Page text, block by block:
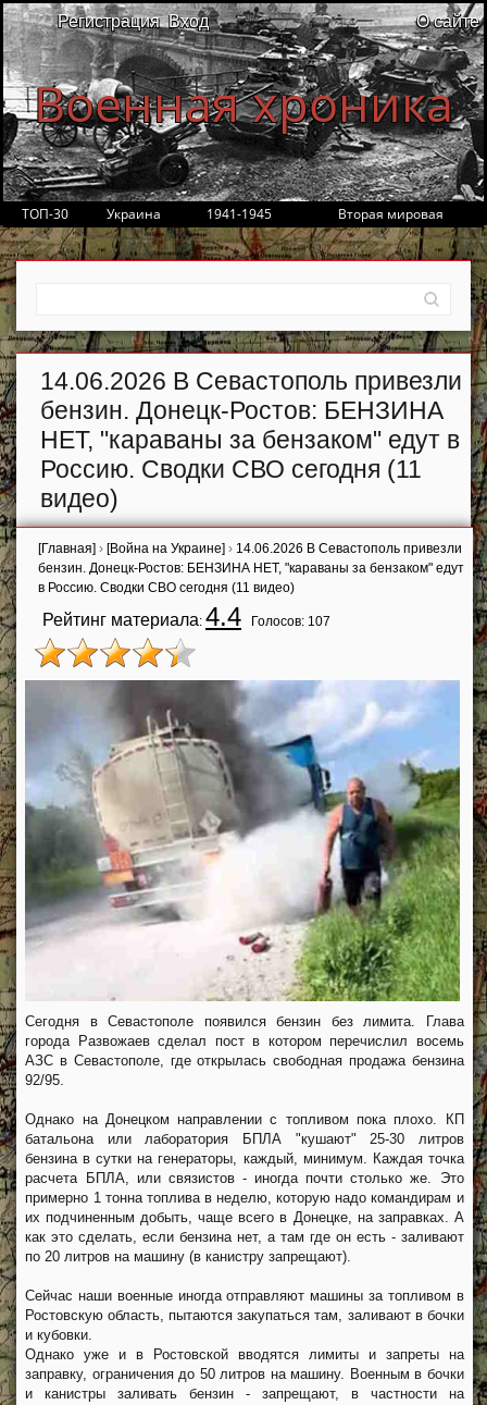
Регистрация Вход О сайте
Военная хроника
ТОП-30 Украина 1941-1945 Вторая мировая
14.06.2026 В Севастополь привезли
бензин. Донецк-Ростов: БЕНЗИНА
НЕТ, "караваны за бензаком" едут в
Россию. Сводки СВО сегодня (11
видео)
[Главная] › [Война на Украине] › 14.06.2026 В Севастополь привезли
бензин. Донецк-Ростов: БЕНЗИНА НЕТ, "караваны за бензаком" едут
в Россию. Сводки СВО сегодня (11 видео)
Рейтинг материала: 4.4 Голосов: 107
Сегодня в Севастополе появился бензин без лимита. Глава
города Развожаев сделал пост в котором перечислил восемь
АЗС в Севастополе, где открылась свободная продажа бензина
92/95.
Однако на Донецком направлении с топливом пока плохо. КП
батальона или лаборатория БПЛА "кушают" 25-30 литров
бензина в сутки на генераторы, каждый, минимум. Каждая точка
расчета БПЛА, или связистов - иногда почти столько же. Это
примерно 1 тонна топлива в неделю, которую надо командирам и
их подчиненным добыть, чаще всего в Донецке, на заправках. А
как это сделать, если бензина нет, а там где он есть - заливают
по 20 литров на машину (в канистру запрещают).
Сейчас наши военные иногда отправляют машины за топливом в
Ростовскую область, пытаются закупаться там, заливают в бочки
и кубовки.
Однако уже и в Ростовской вводятся лимиты и запреты на
заправку, ограничения до 50 литров на машину. Военным в бочки
и канистры заливать бензин - запрещают, в частности на